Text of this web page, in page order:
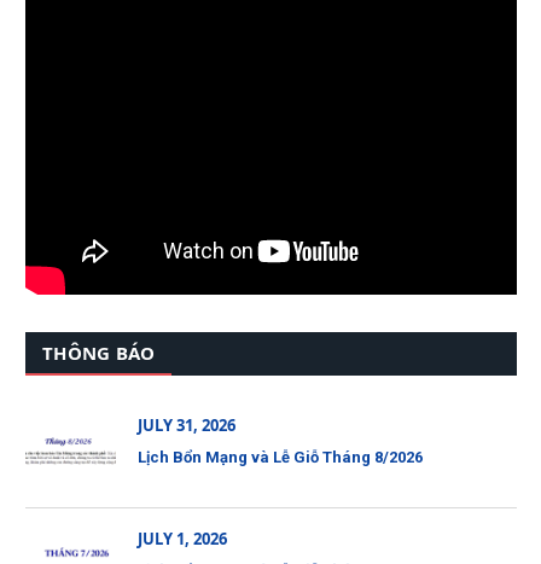
THÔNG BÁO
JULY 31, 2026
Lịch Bổn Mạng và Lễ Giỗ Tháng 8/2026
JULY 1, 2026